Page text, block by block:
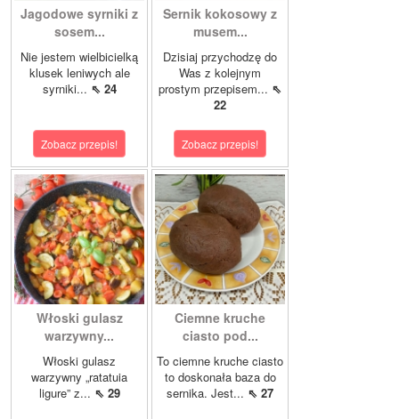
Jagodowe syrniki z
sosem...
Nie jestem wielbicielką
klusek leniwych ale
syrniki... ⇖ 24
Zobacz przepis!
Sernik kokosowy z
musem...
Dzisiaj przychodzę do
Was z kolejnym
prostym przepisem... ⇖
22
Zobacz przepis!
Włoski gulasz
warzywny...
Włoski gulasz
warzywny „ratatuia
ligure” z... ⇖ 29
Ciemne kruche
ciasto pod...
To ciemne kruche ciasto
to doskonała baza do
sernika. Jest... ⇖ 27